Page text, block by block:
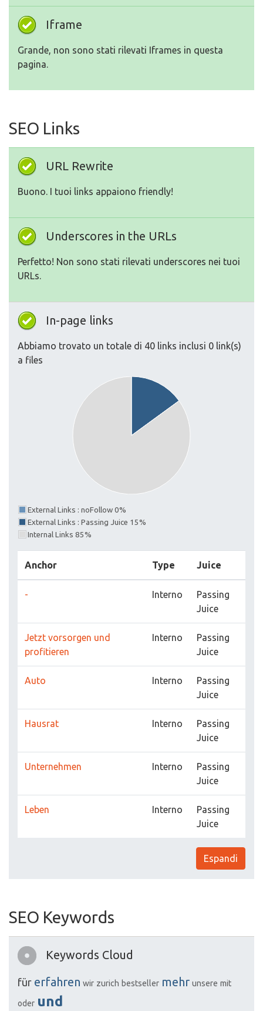
Iframe
Grande, non sono stati rilevati Iframes in questa
pagina.
SEO Links
URL Rewrite
Buono. I tuoi links appaiono friendly!
Underscores in the URLs
Perfetto! Non sono stati rilevati underscores nei tuoi
URLs.
In-page links
Abbiamo trovato un totale di 40 links inclusi 0 link(s)
a files
External Links : noFollow 0%
External Links : Passing Juice 15%
Internal Links 85%
Anchor Type Juice
- Interno
Passing
Juice
Jetzt vorsorgen und
profitieren
Interno
Passing
Juice
Auto Interno
Passing
Juice
Hausrat Interno
Passing
Juice
Unternehmen Interno
Passing
Juice
Leben Interno
Passing
Juice
Espandi
SEO Keywords
Keywords Cloud
für erfahren wir zurich bestseller mehr unsere mit
oder und